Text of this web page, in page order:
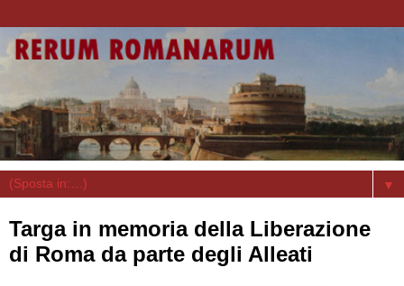
▼
Targa in memoria della Liberazione
di Roma da parte degli Alleati